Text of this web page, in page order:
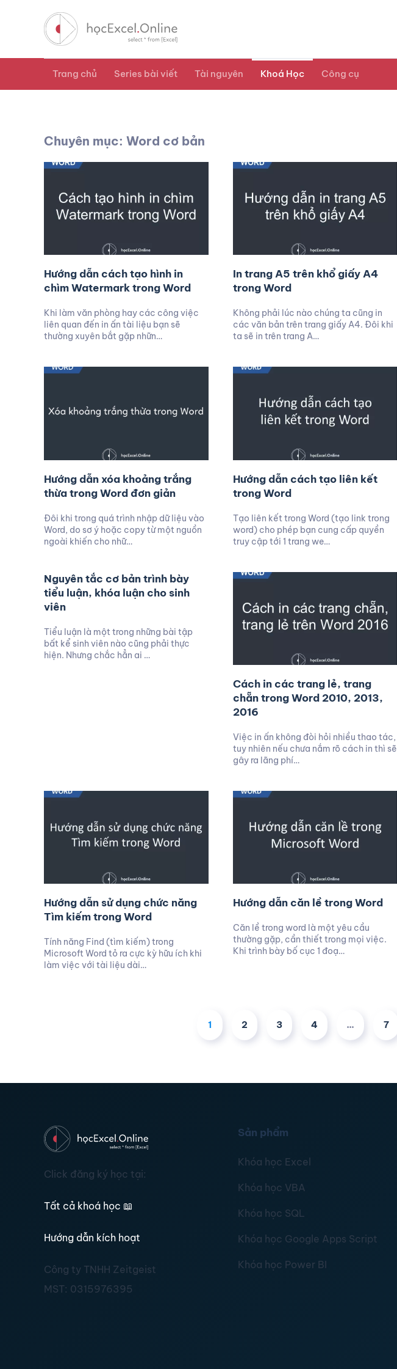
Trang chủ Series bài viết Tài nguyên Khoá Học Công cụ
Chuyên mục: Word cơ bản
Hướng dẫn cách tạo hình in
chìm Watermark trong Word
Khi làm văn phòng hay các công việc
liên quan đến in ấn tài liệu bạn sẽ
thường xuyên bắt gặp nhữn…
In trang A5 trên khổ giấy A4
trong Word
Không phải lúc nào chúng ta cũng in
các văn bản trên trang giấy A4. Đôi khi
ta sẽ in trên trang A…
Hướng dẫn xóa khoảng trắng
thừa trong Word đơn giản
Đôi khi trong quá trình nhập dữ liệu vào
Word, do sơ ý hoặc copy từ một nguồn
ngoài khiến cho nhữ…
Hướng dẫn cách tạo liên kết
trong Word
Tạo liên kết trong Word (tạo link trong
word) cho phép bạn cung cấp quyền
truy cập tới 1 trang we…
Nguyên tắc cơ bản trình bày
tiểu luận, khóa luận cho sinh
viên
Tiểu luận là một trong những bài tập
bất kể sinh viên nào cũng phải thực
hiện. Nhưng chắc hẳn ai …
Cách in các trang lẻ, trang
chẵn trong Word 2010, 2013,
2016
Việc in ấn không đòi hỏi nhiều thao tác,
tuy nhiên nếu chưa nắm rõ cách in thì sẽ
gây ra lãng phí…
Hướng dẫn sử dụng chức năng
Tìm kiếm trong Word
Tính năng Find (tìm kiếm) trong
Microsoft Word tỏ ra cực kỳ hữu ích khi
làm việc với tài liệu dài…
Hướng dẫn căn lề trong Word
Căn lề trong word là một yêu cầu
thường gặp, cần thiết trong mọi việc.
Khi trình bày bố cục 1 đoạ…
1 2 3 4 … 7
Click đăng ký học tại:
Tất cả khoá học 📖
Hướng dẫn kích hoạt
Công ty TNHH Zeitgeist
MST: 0315976395
Sản phẩm
Khóa học Excel
Khóa học VBA
Khóa học SQL
Khóa học Google Apps Script
Khóa học Power BI